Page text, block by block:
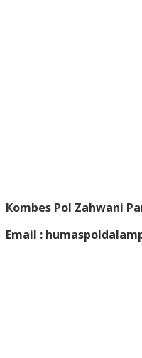
Kombes Pol Zahwani
Email :